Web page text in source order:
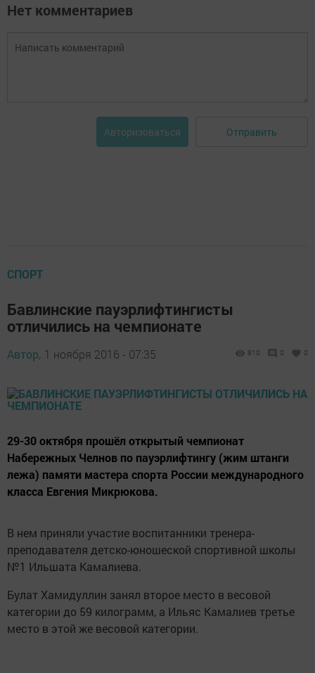
Нет комментариев
Авторизоваться Отправить
СПОРТ
Бавлинские пауэрлифтингисты
отличились на чемпионате
Автор, 1 ноября 2016 - 07:35 810 0 0
29-30 октября прошёл открытый чемпионат
Набережных Челнов по пауэрлифтингу (жим штанги
лежа) памяти мастера спорта России международного
класса Евгения Микрюкова.
В нем приняли участие воспитанники тренера-
преподавателя детско-юношеской спортивной школы
№1 Ильшата Камалиева.
Булат Хамидуллин занял второе место в весовой
категории до 59 килограмм, а Ильяс Камалиев третье
место в этой же весовой категории.